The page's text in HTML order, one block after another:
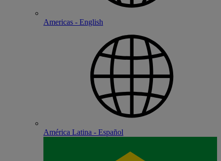
Americas - English
América Latina - Español